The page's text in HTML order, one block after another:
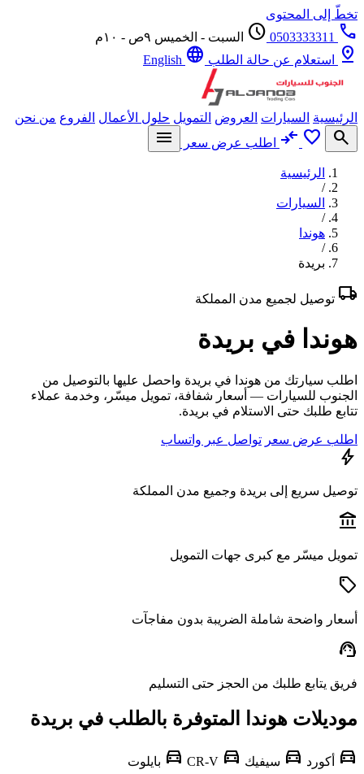
إلى المحتوى
0503333311
scheduleالسبت - الخميس ٩ص - ١٠م
استعلام عن حالة الطلبlanguage
السيارات العروض التمويل حلول الأعمال الفروع من نحن
favorite
compare_arrows اطلب عرض سعر menu
الرئيسية
السيارات
هوندا
بريدة
توصيل لجميع مدن المملكة
في بريدة
سيارتك من هوندا في بريدة واحصل عليها بالتوصيل من
للسيارات — أسعار شفافة، تمويل ميسّر، وخدمة عملاء
طلبك حتى الاستلام في بريدة.
عرض سعر تواصل عبر واتساب
سريع إلى بريدة وجميع مدن المملكة
ميسّر مع كبرى جهات التمويل
واضحة شاملة الضريبة بدون مفاجآت
يتابع طلبك من الحجز حتى التسليم
هوندا المتوفرة بالطلب في بريدة
أكوردdirections_car سيفيكdirections_car
directions_carبايلوت